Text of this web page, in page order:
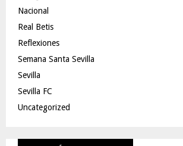
Nacional
Real Betis
Reflexiones
Semana Santa Sevilla
Sevilla
Sevilla FC
Uncategorized